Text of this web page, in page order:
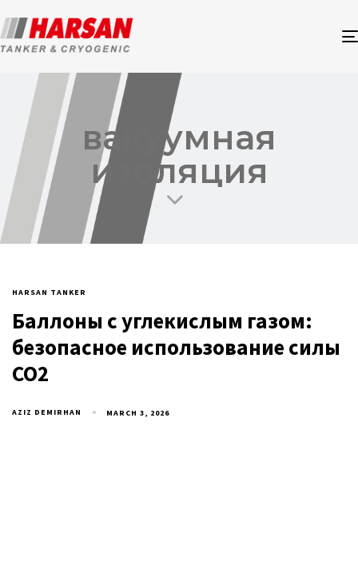
вакуумная
изоляция
HARSAN TANKER
Баллоны с углекислым газом:
безопасное использование силы
CO2
AZIZ DEMIRHAN MARCH 3, 2026